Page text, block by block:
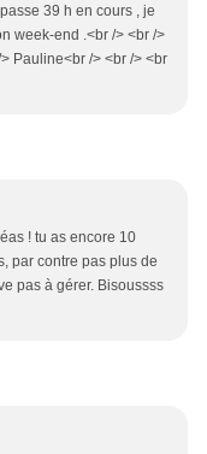
39 h en cours , je
week-end .<br /> <br />
Pauline<br /> <br /> <br
! tu as encore 10
par contre pas plus de
pas à gérer. Bisoussss